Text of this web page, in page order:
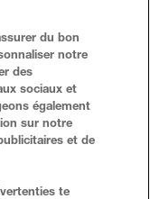
BROW
ACHETER MAINTENANT
du bon
notre
des
sociaux et
également
sur notre
et de
te